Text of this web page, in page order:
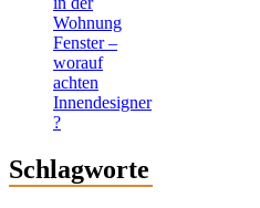
Wohnung
Fenster –
worauf
achten
Innendesigner
?
Schlagworte